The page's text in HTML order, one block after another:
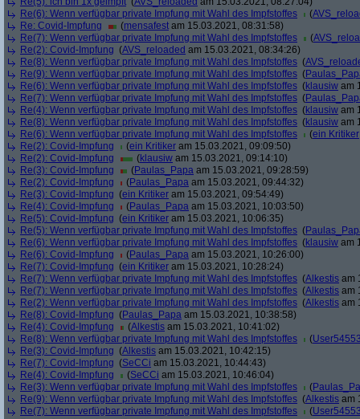
Re(6): Wenn verfügbar private Impfung mit Wahl des Impfstoffes
(
Re: Covid-Impfung
(mensafest am 15.03.2021, 08:31:58)
Re(7): Wenn verfügbar private Impfung mit Wahl des Impfstoffes
(
Re(2): Covid-Impfung (AVS_reloaded am 15.03.2021, 08:34:26)
Re(8): Wenn verfügbar private Impfung mit Wahl des Impfstoffes (
Re(9): Wenn verfügbar private Impfung mit Wahl des Impfstoffes (
Re(6): Wenn verfügbar private Impfung mit Wahl des Impfstoffes (klausiw am
Re(7): Wenn verfügbar private Impfung mit Wahl des Impfstoffes (
Re(4): Wenn verfügbar private Impfung mit Wahl des Impfstoffes (klausiw am
Re(8): Wenn verfügbar private Impfung mit Wahl des Impfstoffes (klausiw am
Re(6): Wenn verfügbar private Impfung mit Wahl des Impfstoffes
(ein Kritiker
Re(2): Covid-Impfung
(ein Kritiker am 15.03.2021, 09:09:50)
Re(2): Covid-Impfung
(klausiw am 15.03.2021, 09:14:10)
Re(3): Covid-Impfung
(Paulas_Papa am 15.03.2021, 09:28:59)
Re(2): Covid-Impfung
(Paulas_Papa am 15.03.2021, 09:44:32)
Re(3): Covid-Impfung (ein Kritiker am 15.03.2021, 09:54:49)
Re(4): Covid-Impfung
(Paulas_Papa am 15.03.2021, 10:03:50)
Re(5): Covid-Impfung (ein Kritiker am 15.03.2021, 10:06:35)
Re(5): Wenn verfügbar private Impfung mit Wahl des Impfstoffes (
Re(6): Wenn verfügbar private Impfung mit Wahl des Impfstoffes (klausiw am
Re(6): Covid-Impfung
(Paulas_Papa am 15.03.2021, 10:26:00)
Re(7): Covid-Impfung (ein Kritiker am 15.03.2021, 10:28:24)
Re(7): Wenn verfügbar private Impfung mit Wahl des Impfstoffes (Alkestis am
Re(7): Wenn verfügbar private Impfung mit Wahl des Impfstoffes (Alkestis am
Re(2): Wenn verfügbar private Impfung mit Wahl des Impfstoffes (Alkestis am
Re(8): Covid-Impfung (Paulas_Papa am 15.03.2021, 10:38:58)
Re(4): Covid-Impfung
(Alkestis am 15.03.2021, 10:41:02)
Re(8): Wenn verfügbar private Impfung mit Wahl des Impfstoffes
(
Re(3): Covid-Impfung (Alkestis am 15.03.2021, 10:42:15)
Re(7): Covid-Impfung (SeCCi am 15.03.2021, 10:44:43)
Re(4): Covid-Impfung
(SeCCi am 15.03.2021, 10:46:04)
Re(3): Wenn verfügbar private Impfung mit Wahl des Impfstoffes
(
Re(9): Wenn verfügbar private Impfung mit Wahl des Impfstoffes (Alkestis am
Re(7): Wenn verfügbar private Impfung mit Wahl des Impfstoffes
(